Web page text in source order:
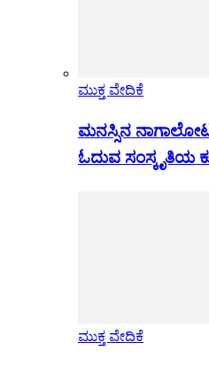
ಮುಕ್ತ ವೇದಿಕೆ
ಮನಸ್ಸಿನ
ಓದುವ ಸಂಸ್ಕೃತಿಯ
ಮುಕ್ತ ವೇದಿಕೆ